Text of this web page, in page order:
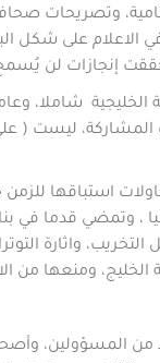
وتصريحات
الاعلام على شكل
إنجازات لن
الخليجية شاملا،
المشاركة، ليست (
استباقها
وتمضي قدما في
واثارة
ومنعها من
من المسؤولين،